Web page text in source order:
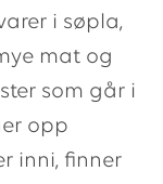
i søpla,
mat og
som går i
opp
inni, finner